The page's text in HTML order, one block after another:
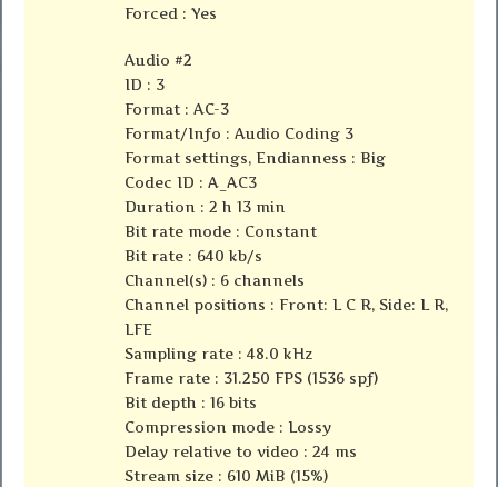
Forced : Yes
Audio #2
ID : 3
Format : AC-3
Format/Info : Audio Coding 3
Format settings, Endianness : Big
Codec ID : A_AC3
Duration : 2 h 13 min
Bit rate mode : Constant
Bit rate : 640 kb/s
Channel(s) : 6 channels
Channel positions : Front: L C R, Side: L R,
LFE
Sampling rate : 48.0 kHz
Frame rate : 31.250 FPS (1536 spf)
Bit depth : 16 bits
Compression mode : Lossy
Delay relative to video : 24 ms
Stream size : 610 MiB (15%)